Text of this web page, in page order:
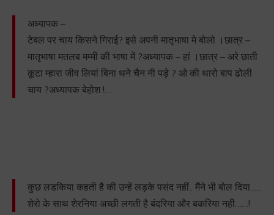
अध्यापक –
टेबल पर चाय किसने गिराई? इसे अपनी मातृभाषा मे बोलो ।छात्र –
मातृभाषा मतलब मम्मी की भाषा में ?अध्यापक – हां ।छात्र – अरे छाती
कूटा म्हारा जीव लियां बिना थने चैन नी पड़े ? ओ की थारो बाप ढोली
चाय ?अध्यापक बेहोश !…
कुछ लडकिया कहती है की उन्हें लड़के पसंद नहीं.. मैंने भी बोल दिया…..
शेरो के साथ शेरनिया अच्छी लगती है बंदरिया और बकरिया नही……!